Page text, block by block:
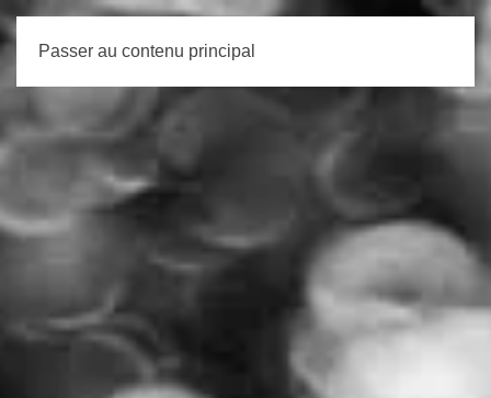
Passer au contenu principal